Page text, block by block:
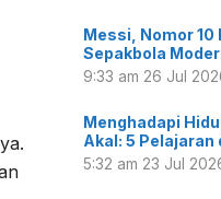
Messi, Nomor 10
Sepakbola
9:33 am 26 Jul
Menghadapi
Akal: 5 Pelajaran
5:32 am 23 Jul